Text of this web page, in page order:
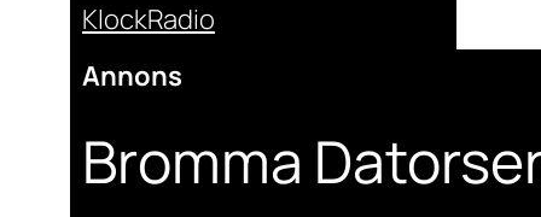
KlockRadio
Annons
Bromma